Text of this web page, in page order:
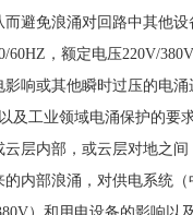
而避免浪涌对回路中其他
60HZ，额定电压220V/
影响或其他瞬时过压的电
及工业领域电涌保护的要
层内部，或云层对地之
的内部浪涌，对供电系统
）和用电设备的影响以